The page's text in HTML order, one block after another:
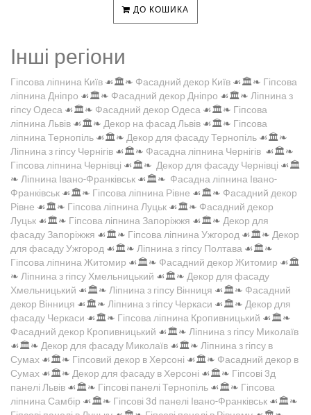
ДО КОШИКА
Інші регіони
Гіпсова ліпнина Київ ☙🏛️❧ Фасадний декор Київ ☙🏛️❧ Гіпсова
ліпнина Дніпро ☙🏛️❧ Фасадний декор Дніпро ☙🏛️❧ Ліпнина з
гіпсу Одеса ☙🏛️❧ Фасадний декор Одеса ☙🏛️❧ Гіпсова
ліпнина Львів ☙🏛️❧ Декор на фасад Львів ☙🏛️❧ Гіпсова
ліпнина Тернопіль ☙🏛️❧ Декор для фасаду Тернопіль ☙🏛️❧
Ліпнина з гіпсу Чернігів ☙🏛️❧ Фасадна ліпнина Чернігів ☙🏛️❧
Гіпсова ліпнина Чернівці ☙🏛️❧ Декор для фасаду Чернівці ☙🏛️
❧ Ліпнина Івано-Франківськ ☙🏛️❧ Фасадна ліпнина Івано-
Франківськ ☙🏛️❧ Гіпсова ліпнина Рівне ☙🏛️❧ Фасадний декор
Рівне ☙🏛️❧ Гіпсова ліпнина Луцьк ☙🏛️❧ Фасадний декор
Луцьк ☙🏛️❧ Гіпсова ліпнина Запоріжжя ☙🏛️❧ Декор для
фасаду Запоріжжя ☙🏛️❧ Гіпсова ліпнина Ужгород ☙🏛️❧ Декор
для фасаду Ужгород ☙🏛️❧ Ліпнина з гіпсу Полтава ☙🏛️❧
Гіпсова ліпнина Житомир ☙🏛️❧ Фасадний декор Житомир ☙🏛️
❧ Ліпнина з гіпсу Хмельницький ☙🏛️❧ Декор для фасаду
Хмельницький ☙🏛️❧ Ліпнина з гіпсу Вінниця ☙🏛️❧ Фасадний
декор Вінниця ☙🏛️❧ Ліпнина з гіпсу Черкаси ☙🏛️❧ Декор для
фасаду Черкаси ☙🏛️❧ Гіпсова ліпнина Кропивницький ☙🏛️❧
Фасадний декор Кропивницький ☙🏛️❧ Ліпнина з гіпсу Миколаїв
☙🏛️❧ Декор для фасаду Миколаїв ☙🏛️❧ Ліпнина з гіпсу в
Сумах ☙🏛️❧ Гіпсовий декор в Херсоні ☙🏛️❧ Фасадний декор в
Сумах ☙🏛️❧ Декор для фасаду в Херсоні ☙🏛️❧ Гіпсові 3д
панелі Львів ☙🏛️❧ Гіпсові панелі Тернопіль ☙🏛️❧ Гіпсова
ліпнина Самбір ☙🏛️❧ Гіпсові 3d панелі Івано-Франківськ ☙🏛️❧